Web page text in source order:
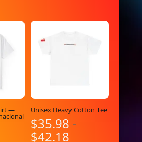
— Unisex Heavy Cotton Tee
$35.98 -
$42.18